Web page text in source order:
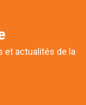
et actualités de la